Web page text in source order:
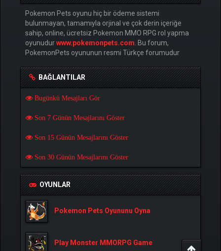
Pokemon Pets oyunu hiç bir ödeme sistemi
bulunmayan, tamamıyla orjinal ve çok derin içeriğe
sahip, online, ücretsiz Pokemon MMO RPG rol yapma
oyunudurwww.pokemonpets.com . Bu forum,
PokemonPets oyununun resmi Türkçe forumudur
BAĞLANTILAR
Bugünkü Mesajları Gör
Son 7 Günün Mesajlarını Göster
Son 15 Günün Mesajlarını Göster
Son 30 Günün Mesajlarını Göster
OYUNLAR
Pokemon Pets Oyununu Oyna
Play Monster MMORPG Game